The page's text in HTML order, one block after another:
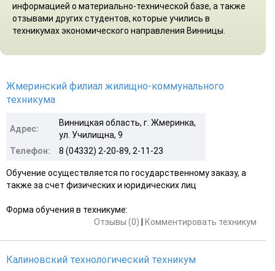
информацией о материально-технической базе, а также
отзывами других студентов, которые учились в
техникумах экономического направления Винницы.
Жмеринский филиал жилищно-коммунального
техникума
Адрес:
Винницкая область, г. Жмеринка,
ул. Училищна, 9
Телефон:
8 (04332) 2-20-89, 2-11-23
Обучение осуществляется по государственному заказу, а
также за счет физических и юридических лиц
Форма обучения в техникуме:
Отзывы (0)
Комментировать техникум
Калиновский технологический техникум